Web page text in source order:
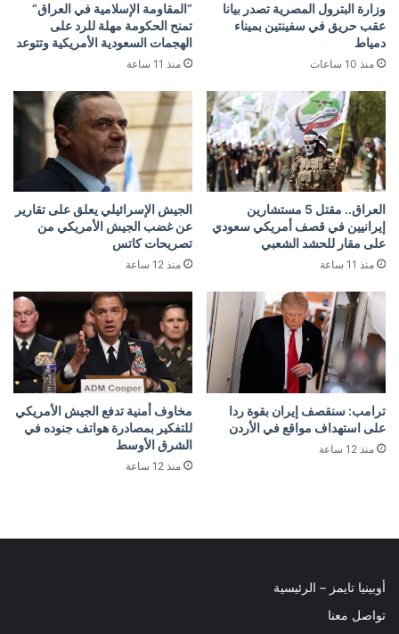
وزارة البترول المصرية تصدر بيانا
عقب حريق في سفينتين بميناء
دمياط
منذ 10 ساعات
“المقاومة الإسلامية في العراق”
تمنح الحكومة مهلة للرد على
الهجمات السعودية الأمريكية وتتوعد
منذ 11 ساعة
العراق.. مقتل 5 مستشارين
إيرانيين في قصف أمريكي سعودي
على مقار للحشد الشعبي
منذ 11 ساعة
الجيش الإسرائيلي يعلق على تقارير
عن غضب الجيش الأمريكي من
تصريحات كاتس
منذ 12 ساعة
ترامب: سنقصف إيران بقوة ردا
على استهداف مواقع في الأردن
منذ 12 ساعة
مخاوف أمنية تدفع الجيش الأمريكي
للتفكير بمصادرة هواتف جنوده في
الشرق الأوسط
منذ 12 ساعة
أوبينيا تايمز – الرئيسية
تواصل معنا